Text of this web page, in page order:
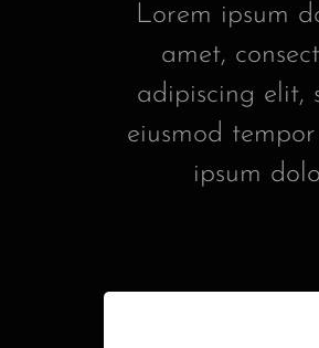
Lorem ipsum
amet,
adipiscing elit,
eiusmod
ipsum